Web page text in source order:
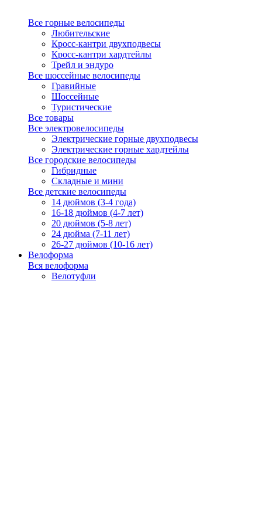
Все горные велосипеды
Любительские
Кросс-кантри двухподвесы
Кросс-кантри хардтейлы
Трейл и эндуро
Все шоссейные велосипеды
Гравийные
Шоссейные
Туристические
Все товары
Все электровелосипеды
Электрические горные двухподвесы
Электрические горные хардтейлы
Все городские велосипеды
Гибридные
Складные и мини
Все детские велосипеды
14 дюймов (3-4 года)
16-18 дюймов (4-7 лет)
20 дюймов (5-8 лет)
24 дюйма (7-11 лет)
26-27 дюймов (10-16 лет)
Велоформа
Вся велоформа
Велотуфли